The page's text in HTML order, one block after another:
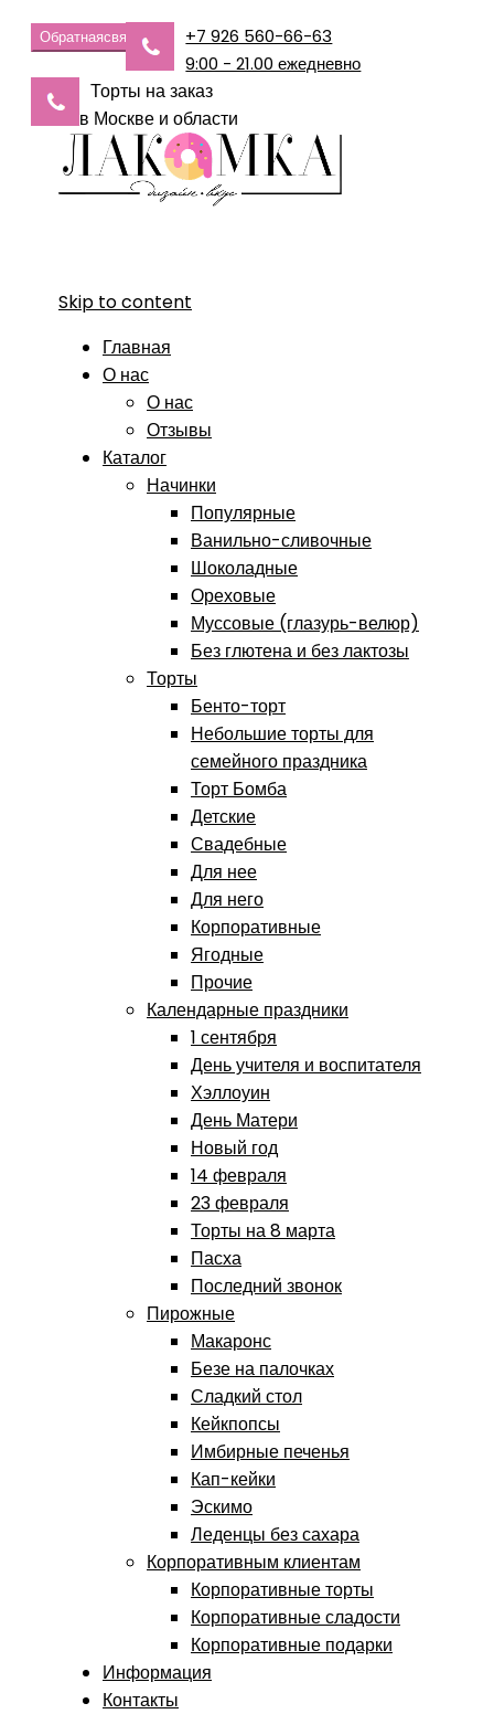
Обратнаясвязь
+7 926 560-66-63
9:00 - 21.00 ежедневно
Торты на заказ
в Москве и области
Skip to content
Главная
О нас
О нас
Отзывы
Каталог
Начинки
Популярные
Ванильно-сливочные
Шоколадные
Ореховые
Муссовые (глазурь-велюр)
Без глютена и без лактозы
Торты
Бенто-торт
Небольшие торты для
семейного праздника
Торт Бомба
Детские
Свадебные
Для нее
Для него
Корпоративные
Ягодные
Прочие
Календарные праздники
1 сентября
День учителя и воспитателя
Хэллоуин
День Матери
Новый год
14 февраля
23 февраля
Торты на 8 марта
Пасха
Последний звонок
Пирожные
Макаронс
Безе на палочках
Сладкий стол
Кейкпопсы
Имбирные печенья
Кап-кейки
Эскимо
Леденцы без сахара
Корпоративным клиентам
Корпоративные торты
Корпоративные сладости
Корпоративные подарки
Информация
Контакты